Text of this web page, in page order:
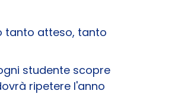
tanto atteso, tanto
studente scopre
ripetere l'anno